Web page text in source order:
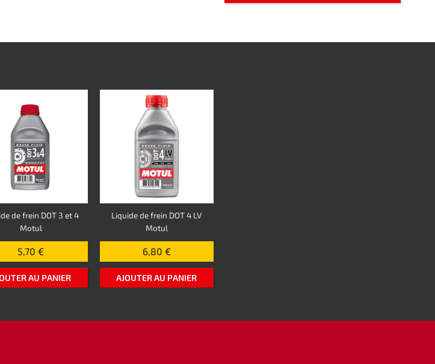
de frein DOT 3 et 4
Motul
5,70 €
AU PANIER
Liquide de frein DOT 4 LV
Motul
6,80 €
AJOUTER AU PANIER